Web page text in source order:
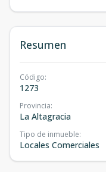
Resumen
Código:
1273
Provincia:
La Altagracia
Tipo de inmueble:
Locales Comerciales